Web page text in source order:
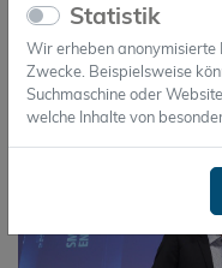
Statistik
Wir erheben anonymisierte
Zwecke. Beispielsweise
Suchmaschine oder
welche Inhalte von
Award 2019 in
Renewable